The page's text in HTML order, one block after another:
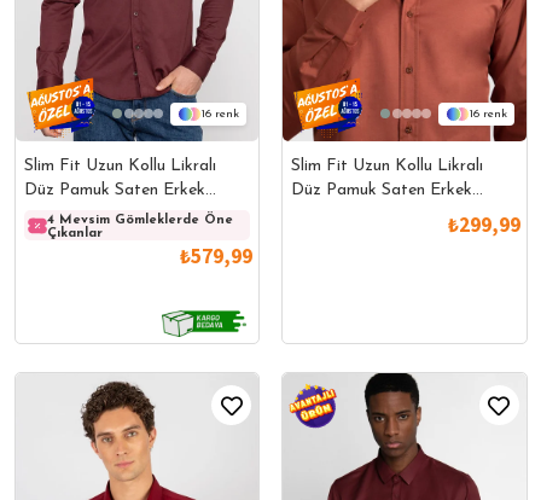
16
Slim Fit Uzun Kollu Likralı
Düz Pamuk Saten Erkek
Bordo Gömlek
4 Mevsim Gömleklerde Öne
Çıkanlar
4 Mevsim Gömleklerde Öne
4
₺579,99
16
Slim Fit Uzun Kollu Likralı
Düz Pamuk Saten Erkek
₺299,99